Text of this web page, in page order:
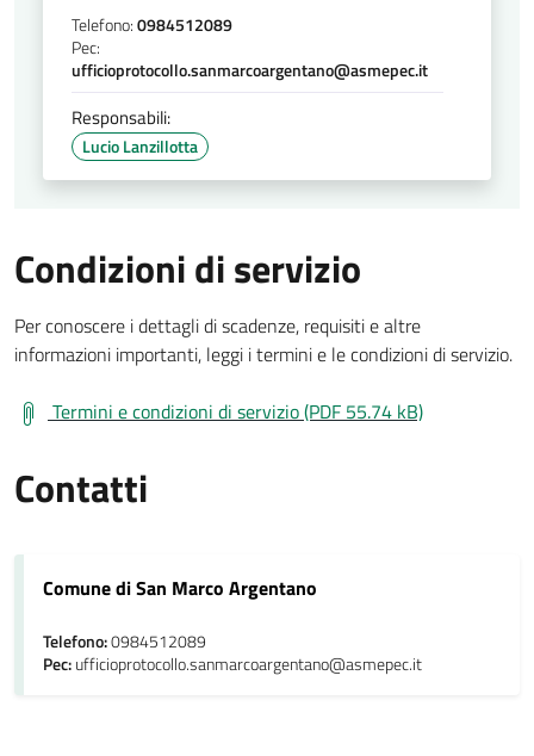
Telefono:0984512089
Pec:
ufficioprotocollo.sanmarcoargentano@asmepec.it
Responsabili:
Lucio Lanzillotta
Condizioni di servizio
Per conoscere i dettagli di scadenze, requisiti e altre
informazioni importanti, leggi i termini e le condizioni di servizio.
Termini e condizioni di servizio (PDF 55.74 kB)
Contatti
Comune di San Marco Argentano
Telefono:0984512089
Pec:ufficioprotocollo.sanmarcoargentano@asmepec.it